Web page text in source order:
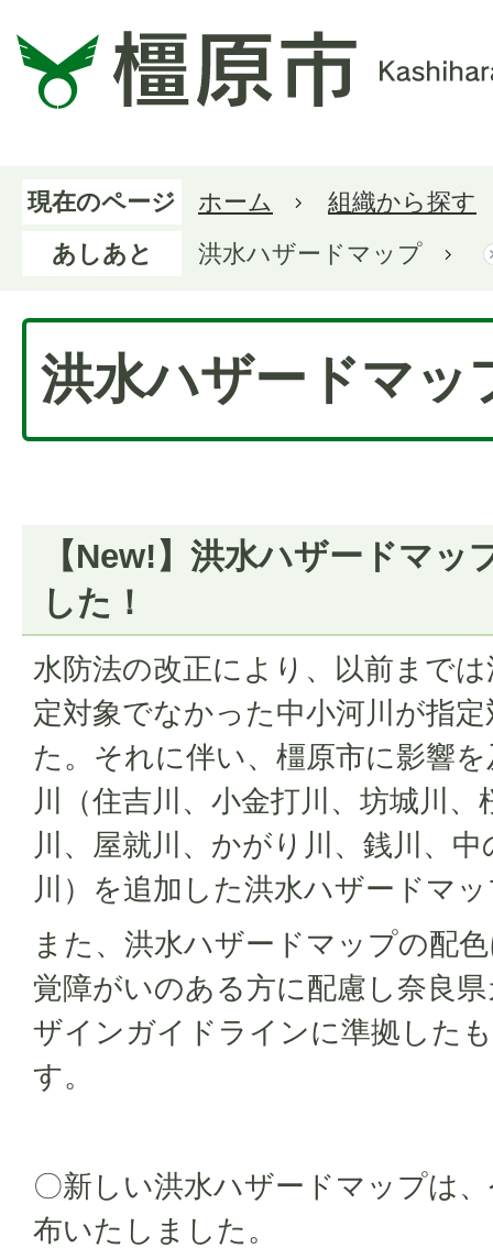
現在のページ ホーム
組織から探す
あしあと
洪水ハザードマップ
洪水ハザードマッ
【New!】洪水ハザードマッ
した！
水防法の改正により、以前まで
定対象でなかった中小河川が指
た。それに伴い、橿原市に影響
川（住吉川、小金打川、坊城川
川、屋就川、かがり川、銭川、
川）を追加した洪水ハザードマ
また、洪水ハザードマップの配
覚障がいのある方に配慮し奈良
ザインガイドラインに準拠した
す。
〇新しい洪水ハザードマップは
布いたしました。